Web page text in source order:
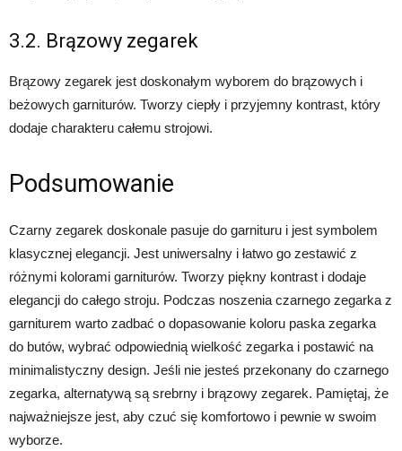
3.2. Brązowy zegarek
Brązowy zegarek jest doskonałym wyborem do brązowych i
beżowych garniturów. Tworzy ciepły i przyjemny kontrast, który
dodaje charakteru całemu strojowi.
Podsumowanie
Czarny zegarek doskonale pasuje do garnituru i jest symbolem
klasycznej elegancji. Jest uniwersalny i łatwo go zestawić z
różnymi kolorami garniturów. Tworzy piękny kontrast i dodaje
elegancji do całego stroju. Podczas noszenia czarnego zegarka z
garniturem warto zadbać o dopasowanie koloru paska zegarka
do butów, wybrać odpowiednią wielkość zegarka i postawić na
minimalistyczny design. Jeśli nie jesteś przekonany do czarnego
zegarka, alternatywą są srebrny i brązowy zegarek. Pamiętaj, że
najważniejsze jest, aby czuć się komfortowo i pewnie w swoim
wyborze.